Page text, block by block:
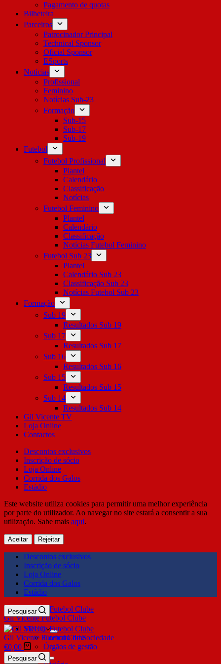
Pagamento de quotas
Bilheteira
Parceiros
Patrocinador Principal
Technical Sponsor
Oficial Sponsor
ESports
Notícias
Profissional
Feminino
Notícias Sub-23
Formação
Sub-15
Sub-17
Sub-19
Futebol
Futebol Profissional
Plantel
Calendário
Classificação
Notícias
Futebol Feminino
Plantel
Calendário
Classificação
Notícias Futebol Feminino
Futebol Sub 23
Plantel
Calendário Sub 23
Classificação Sub 23
Notícias Futebol Sub 23
Formação
Sub 19
Resultados Sub 19
Sub 17
Resultados Sub 17
Sub 16
Resultados Sub 16
Sub 15
Resultados Sub 15
Sub 14
Resultados Sub 14
Gil Vicente TV
Loja Online
Contactos
Descontos exclusivos
Inscrição de sócio
Loja Online
Corrida dos Galos
Estádio
Este website utiliza cookies para permitir uma melhor experiência
por parte do utilizador. Ao navegar no site estará a consentir a sua
utilização. Sabe mais aqui.
Aceitar Rejeitar
Descontos exclusivos
Inscrição de sócio
Loja Online
Corrida dos Galos
Estádio
Gil Vicente Futebol Clube
Pesquisar
SDUQ
Contrato de Sociedade
Órgãos de gestão
Clube
Gil Vicente Futebol Clube
€0,00
Pesquisar